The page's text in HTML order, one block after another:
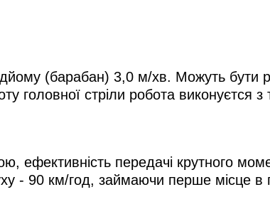
(барабан) 3,0 м/хв. Можуть бути
головної стріли робота виконуєтся з
передачі крутного
- 90 км/год, займаючи перше місце в